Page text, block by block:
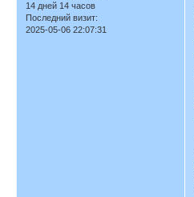
14 дней 14 часов
Последний визит:
2025-05-06 22:07:31